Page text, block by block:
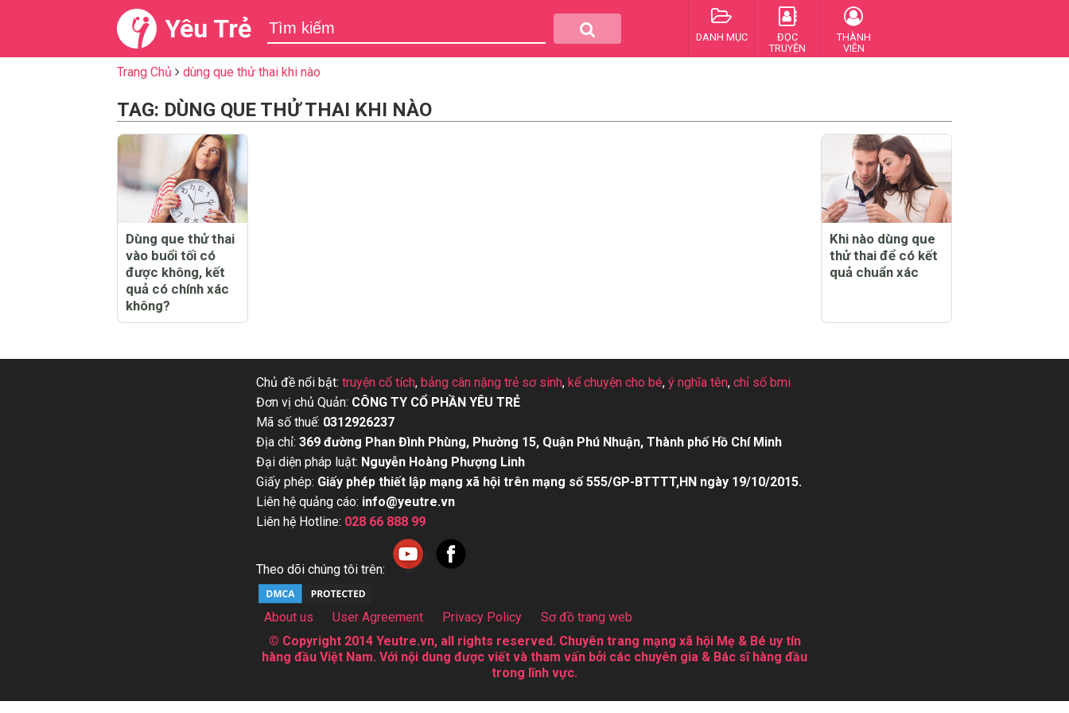
Yêu Trẻ DANH MỤC
ĐỌC
TRUYỆN
THÀNH
VIÊN
Trang Chủ dùng que thử thai khi nào
TAG: DÙNG QUE THỬ THAI KHI NÀO
Dùng que thử thai
vào buổi tối có
được không, kết
quả có chính xác
không?
Khi nào dùng que
thử thai để có kết
quả chuẩn xác
Chủ đề nổi bật: truyện cổ tích, bảng cân nặng trẻ sơ sinh, kể chuyện cho bé, ý nghĩa tên, chỉ số bmi
Đơn vị chủ Quản: CÔNG TY CỔ PHẦN YÊU TRẺ
Mã số thuế: 0312926237
Địa chỉ: 369 đường Phan Đình Phùng, Phường 15, Quận Phú Nhuận, Thành phố Hồ Chí Minh
Đại diện pháp luật: Nguyễn Hoàng Phượng Linh
Giấy phép: Giấy phép thiết lập mạng xã hội trên mạng số 555/GP-BTTTT,HN ngày 19/10/2015.
Liên hệ quảng cáo: info@yeutre.vn
Liên hệ Hotline: 028 66 888 99
Theo dõi chúng tôi trên:
About us User Agreement Privacy Policy
Sơ đồ trang web
© Copyright 2014 Yeutre.vn, all rights reserved. Chuyên trang mạng xã hội Mẹ & Bé uy tín
hàng đầu Việt Nam. Với nội dung được viết và tham vấn bởi các chuyên gia & Bác sĩ hàng đầu
trong lĩnh vực.